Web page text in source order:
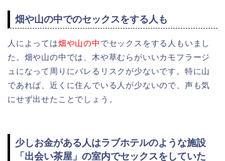
畑や山の中でのセックスをする人も
人によっては畑や山の中 でセックスをする人もいまし
た。畑や山の中では、木や草むらがいいカモフラージ
ュになって周りにバレるリスクが少ないです。特に山
であれば、近くに住んでいる人が少ないので、声も気
にせず出せたことでしょう。
少しお金がある人はラブホテルのような施設
「出会い茶屋」の室内でセックスをしていた